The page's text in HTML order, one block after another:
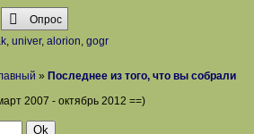
Опрос
univer, alorion gogr
» Последнее из того, что вы собрали
2007 - октябрь 2012 ==)